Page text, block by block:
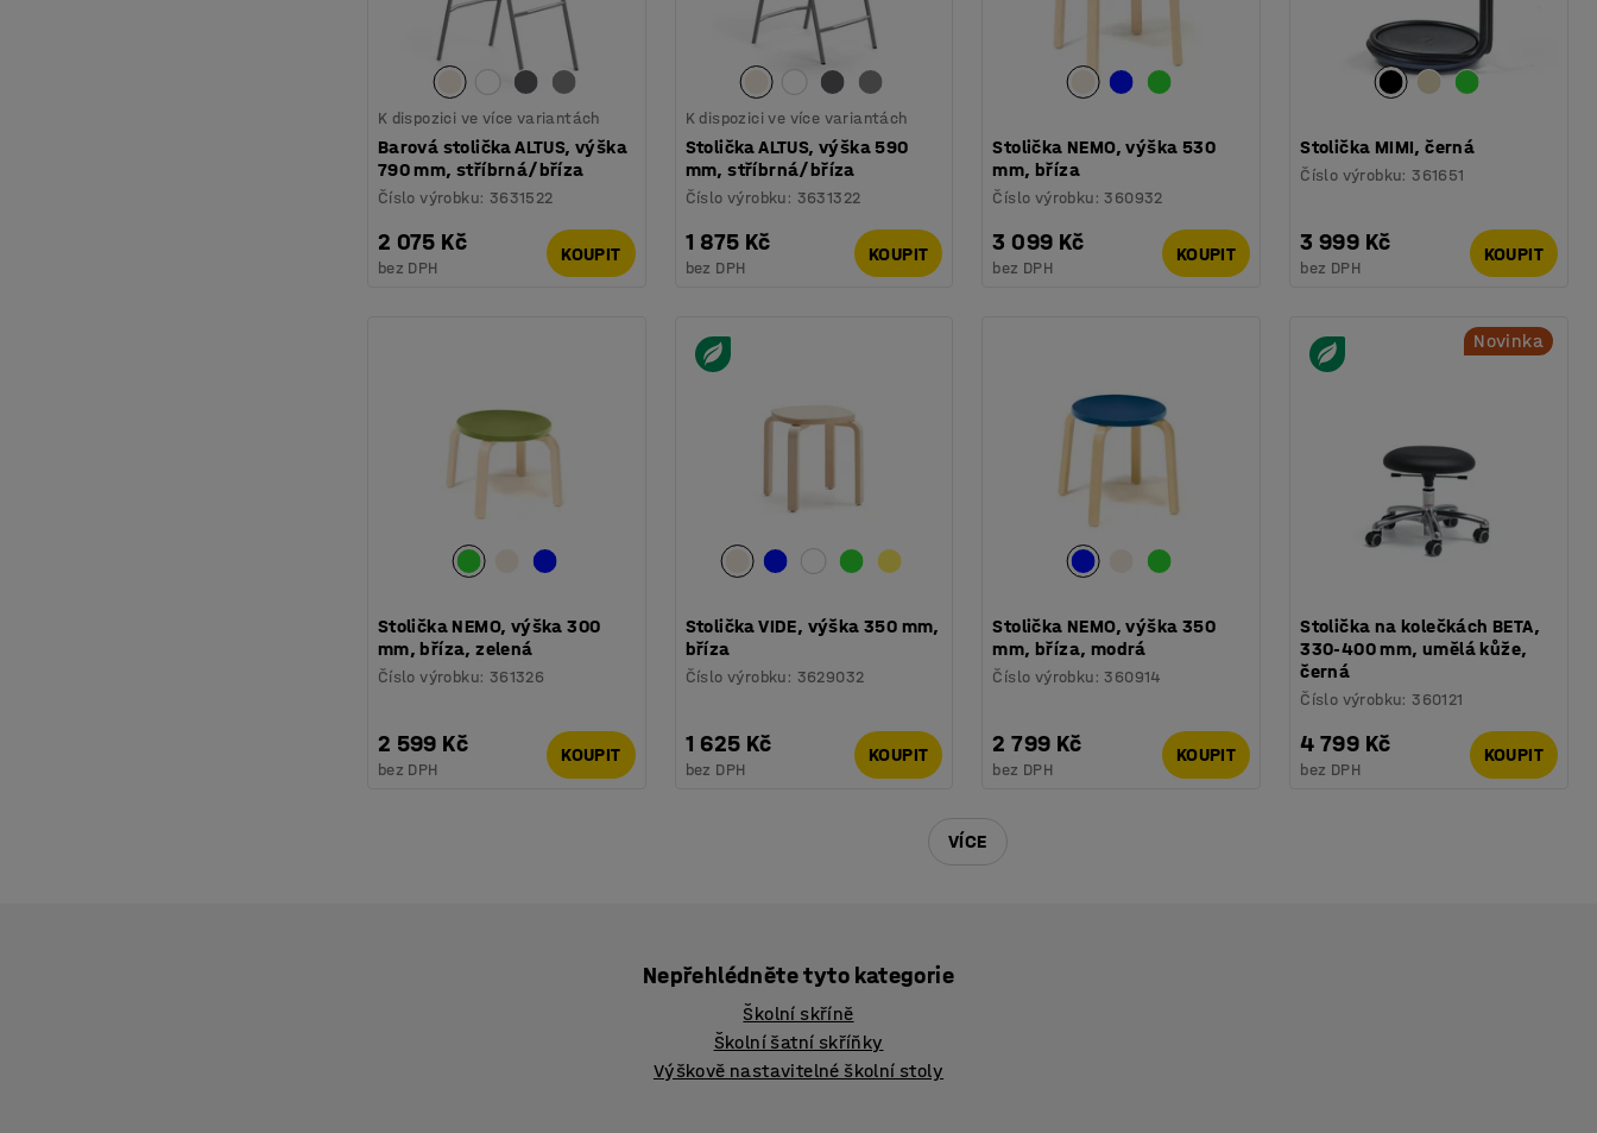
K dispozici ve více variantách
Barová stolička ALTUS, výška
790 mm, stříbrná/bříza
Číslo výrobku: 3631522
2 075 Kč
bez DPH
KOUPIT
K dispozici ve více variantách
Stolička ALTUS, výška 590
mm, stříbrná/bříza
Číslo výrobku: 3631322
1 875 Kč
bez DPH
KOUPIT
Stolička NEMO, výška 530
mm, bříza
Číslo výrobku:360932
3 099 Kč
bez DPH
KOUPIT
Stolička MIMI, černá
Číslo výrobku:361651
3 999 Kč
bez DPH
KOUPIT
Stolička NEMO, výška 300
mm, bříza, zelená
Číslo výrobku: 361326
2 599 Kč
bez DPH
KOUPIT
Stolička VIDE, výška 350 mm,
bříza
Číslo výrobku: 3629032
1 625 Kč
bez DPH
KOUPIT
Stolička NEMO, výška 350
mm, bříza, modrá
Číslo výrobku:360914
2 799 Kč
bez DPH
KOUPIT
Novinka
Stolička na kolečkách BETA,
330-400 mm, umělá kůže,
černá
Číslo výrobku:360121
4 799 Kč
bez DPH
KOUPIT
VÍCE
Nepřehlédněte tyto kategorie
Školní skříně
Školní šatní skříňky
Výškově nastavitelné školní stoly